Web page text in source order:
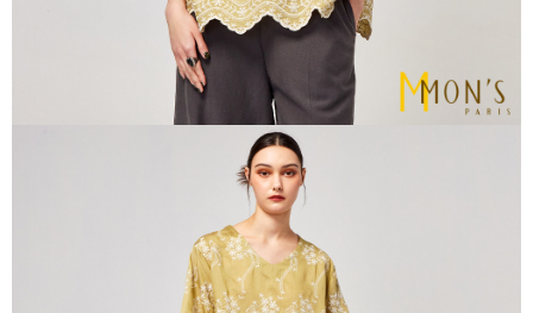
４．使用「AFTEE先享後付」時，將依據個別帳號之用戶狀況，依本公司即
時審查核予不同之上限額度；若仍有額度不足之情形，本公司將視審查結果
請求用戶進行身份認證。
５．嚴禁一人註冊多個帳號或使用他人資訊註冊。若發現惡意使用之情形，
恩沛科技股份有限公司將有權停止該用戶之使用額度並採取法律行動。